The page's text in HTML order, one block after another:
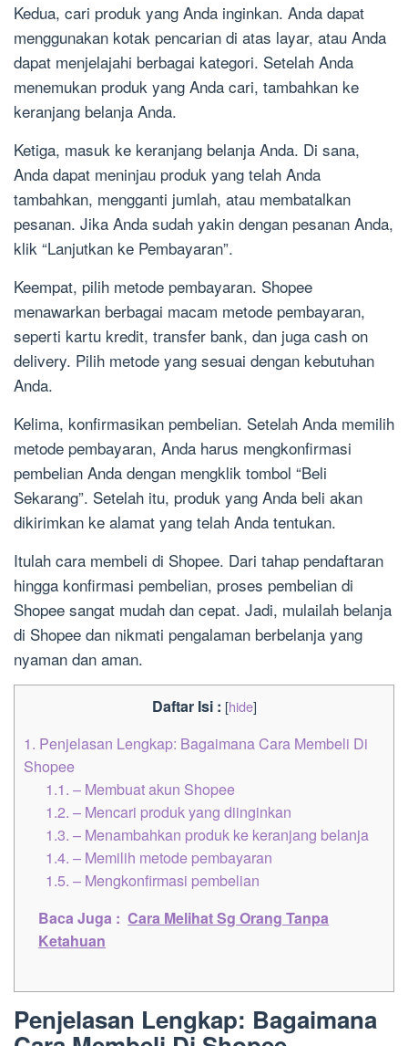
Kedua, cari produk yang Anda inginkan. Anda dapat
menggunakan kotak pencarian di atas layar, atau Anda
dapat menjelajahi berbagai kategori. Setelah Anda
menemukan produk yang Anda cari, tambahkan ke
keranjang belanja Anda.
Ketiga, masuk ke keranjang belanja Anda. Di sana,
Anda dapat meninjau produk yang telah Anda
tambahkan, mengganti jumlah, atau membatalkan
pesanan. Jika Anda sudah yakin dengan pesanan Anda,
klik “Lanjutkan ke Pembayaran”.
Keempat, pilih metode pembayaran. Shopee
menawarkan berbagai macam metode pembayaran,
seperti kartu kredit, transfer bank, dan juga cash on
delivery. Pilih metode yang sesuai dengan kebutuhan
Anda.
Kelima, konfirmasikan pembelian. Setelah Anda memilih
metode pembayaran, Anda harus mengkonfirmasi
pembelian Anda dengan mengklik tombol “Beli
Sekarang”. Setelah itu, produk yang Anda beli akan
dikirimkan ke alamat yang telah Anda tentukan.
Itulah cara membeli di Shopee. Dari tahap pendaftaran
hingga konfirmasi pembelian, proses pembelian di
Shopee sangat mudah dan cepat. Jadi, mulailah belanja
di Shopee dan nikmati pengalaman berbelanja yang
nyaman dan aman.
Daftar Isi : [hide]
1. Penjelasan Lengkap: Bagaimana Cara Membeli Di
Shopee
1.1. – Membuat akun Shopee
1.2. – Mencari produk yang diinginkan
1.3. – Menambahkan produk ke keranjang belanja
1.4. – Memilih metode pembayaran
1.5. – Mengkonfirmasi pembelian
Baca Juga : Cara Melihat Sg Orang Tanpa
Ketahuan
Penjelasan Lengkap: Bagaimana